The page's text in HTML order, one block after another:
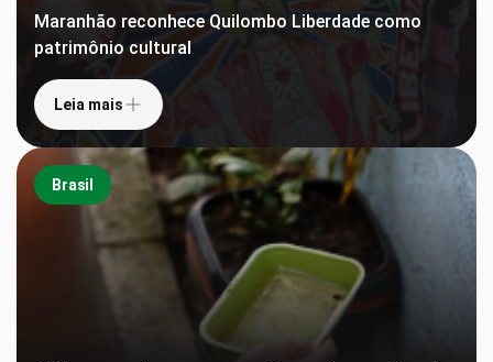
Maranhão reconhece Quilombo Liberdade como
patrimônio cultural
Leia mais
Brasil